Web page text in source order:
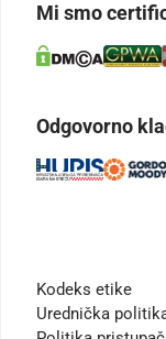
Mi smo
Odgovorno
Kodeks etike
Urednička